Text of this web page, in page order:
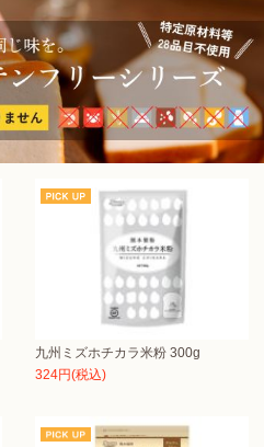
九州ミズホチカラ米粉 300g
324円(税込)